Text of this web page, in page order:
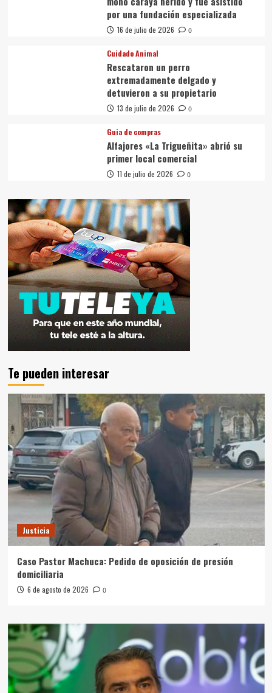
por una fundación especializada
16 de julio de 2026 0
Cuidado Animal
Rescataron un perro
extremadamente delgado y
detuvieron a su propietario
13 de julio de 2026 0
Guia de compras
Alfajores «La Trigueñita» abrió su
primer local comercial
11 de julio de 2026 0
Te pueden interesar
Justicia
Caso Pastor Machuca: Pedido de oposición de presión
domiciliaria
6 de agosto de 2026 0